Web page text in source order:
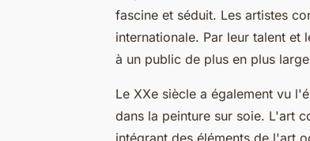
fascine et séduit. Les artistes
internationale. Par leur talent
à un public de plus en plus
Le XXe siècle a également vu
dans la peinture sur soie. L'art
intégrant des éléments de l'art